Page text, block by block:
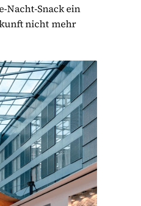
Nacht-Snack ein
nicht mehr